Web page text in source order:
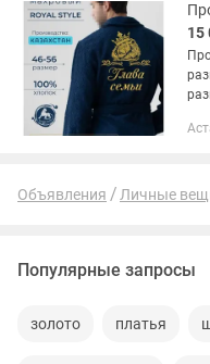
15
Объявления Личные
Популярные запросы
золото платья